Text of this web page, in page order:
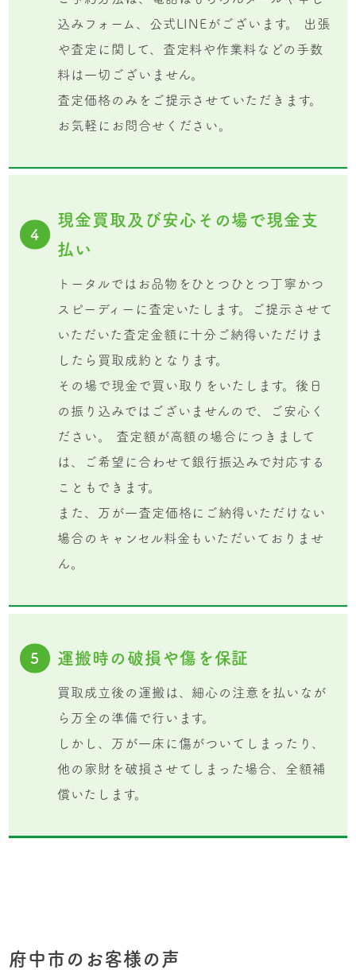
府中市のお客様の声
込みフォーム、公式LINEがございます。 出張
や査定に関して、査定料や作業料などの手数
料は一切ございません。
査定価格のみをご提示させていただきます。
お気軽にお問合せください。
4
現金買取及び安心その場で現金支
払い
トータルではお品物をひとつひとつ丁寧かつ
スピーディーに査定いたします。ご提示させて
いただいた査定金額に十分ご納得いただけま
したら買取成約となります。
その場で現金で買い取りをいたします。後日
の振り込みではございませんので、ご安心く
ださい。 査定額が高額の場合につきまして
は、ご希望に合わせて銀行振込みで対応する
こともできます。
また、万が一査定価格にご納得いただけない
場合のキャンセル料金もいただいておりませ
ん。
5 運搬時の破損や傷を保証
買取成立後の運搬は、細心の注意を払いなが
ら万全の準備で行います。
しかし、万が一床に傷がついてしまったり、
他の家財を破損させてしまった場合、全額補
償いたします。